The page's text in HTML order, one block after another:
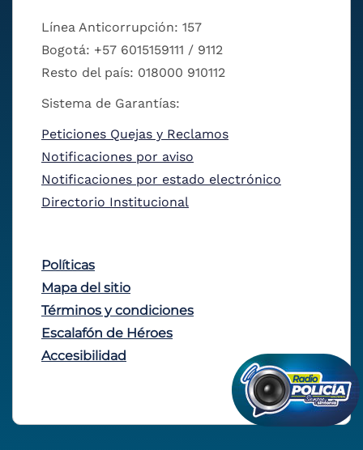
Línea Anticorrupción: 157
Bogotá: +57 6015159111 / 9112
Resto del país: 018000 910112
Sistema de Garantías:
Peticiones Quejas y Reclamos
Notificaciones por aviso
Notificaciones por estado electrónico
Directorio Institucional
Políticas
Mapa del sitio
Términos y condiciones
Escalafón de Héroes
Accesibilidad